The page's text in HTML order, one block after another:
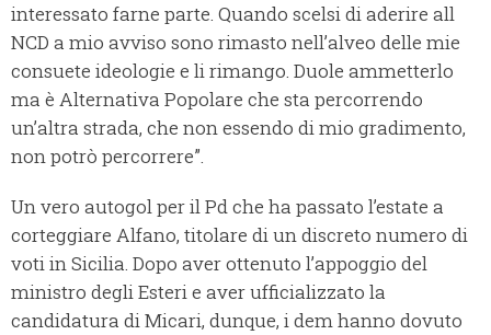
interessato farne parte. Quando scelsi di aderire all
NCD a mio avviso sono rimasto nell’alveo delle mie
consuete ideologie e li rimango. Duole ammetterlo
ma è Alternativa Popolare che sta percorrendo
un’altra strada, che non essendo di mio gradimento,
non potrò percorrere”.
Un vero autogol per il Pd che ha passato l’estate a
corteggiare Alfano, titolare di un discreto numero di
voti in Sicilia. Dopo aver ottenuto l’appoggio del
ministro degli Esteri e aver ufficializzato la
candidatura di Micari, dunque, i dem hanno dovuto